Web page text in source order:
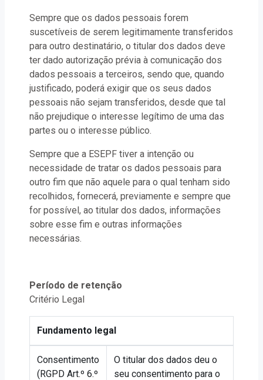
Sempre que os dados pessoais forem
suscetíveis de serem legitimamente transferidos
para outro destinatário, o titular dos dados deve
ter dado autorização prévia à comunicação dos
dados pessoais a terceiros, sendo que, quando
justificado, poderá exigir que os seus dados
pessoais não sejam transferidos, desde que tal
não prejudique o interesse legítimo de uma das
partes ou o interesse público.
Sempre que a ESEPF tiver a intenção ou
necessidade de tratar os dados pessoais para
outro fim que não aquele para o qual tenham sido
recolhidos, fornecerá, previamente e sempre que
for possível, ao titular dos dados, informações
sobre esse fim e outras informações
necessárias.
Período de retenção
Critério Legal
Fundamento legal
Consentimento
(RGPD Art.º 6.º
O titular dos dados deu o
seu consentimento para o